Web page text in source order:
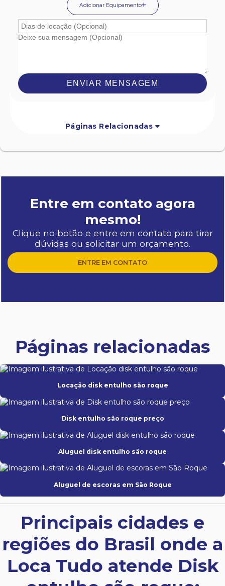
Adicionar Equipamento
ENVIAR MENSAGEM
Páginas Relacionadas
Entre em contato agora
mesmo!
Clique no botão e entre em contato para tirar
dúvidas ou solicitar um orçamento.
ENTRE EM CONTATO
Páginas relacionadas
Locação disk entulho são roque
Disk entulho são roque preço
Aluguel disk entulho são roque
Aluguel de escoras em São Roque
Principais cidades e
regiões do Brasil onde a
Loca Tudo atende Disk